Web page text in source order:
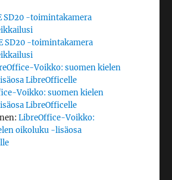
SD20 -toimintakamera
SD20 -toimintakamera
Voikko: suomen kielen
LibreOfficelle
Voikko: suomen kielen
LibreOfficelle
:LibreOffice-Voikko:
oikoluku -lisäosa